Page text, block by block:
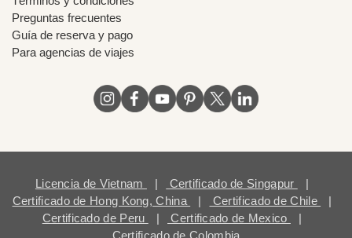
Preguntas frecuentes
Guía de reserva y pago
Para agencias de viajes
Licencia de Vietnam Certificado de Singapur
Certificado de Hong Kong, China
Certificado de Chile
Certificado de Peru
Certificado de Mexico